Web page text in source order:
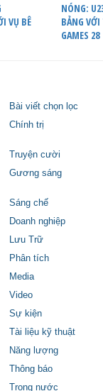
VỤ BÊ
NÓNG:
BẢNG VỚI
GAMES 28
Bài viết chọn lọc
Chính trị
Truyện cười
Gương sáng
Sáng chế
Doanh nghiệp
Lưu Trữ
Phân tích
Media
Video
Sự kiện
Tài liệu kỹ thuật
Năng lượng
Thông báo
Trong nước